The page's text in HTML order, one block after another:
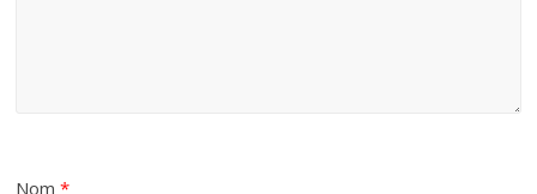
Nom*